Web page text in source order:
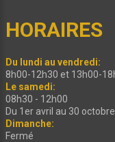
HORAIRES
Du lundi au vendredi:
8h00-12h30 et 13h00-
Le samedi:
08h30 - 12h00
Du 1er avril au 30
Dimanche:
Fermé